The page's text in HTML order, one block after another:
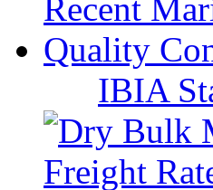
IBIA